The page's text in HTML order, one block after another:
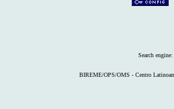
Search engine:
BIREME/OPS/OMS - Centro